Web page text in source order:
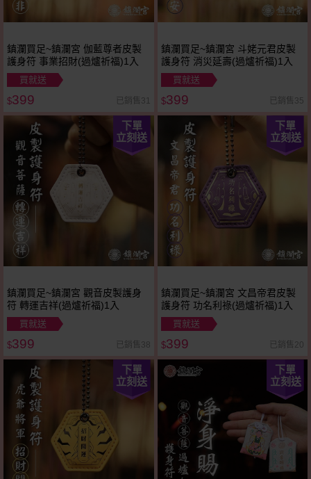
鎮瀾買足~鎮瀾宮 伽藍尊者皮製
護身符 事業招財(過爐祈福)1入
買就送
$399 已銷售31
鎮瀾買足~鎮瀾宮 斗姥元君皮製
護身符 消災延壽(過爐祈福)1入
買就送
$399 已銷售35
下單
立刻送
鎮瀾買足~鎮瀾宮 觀音皮製護身
符 轉運吉祥(過爐祈福)1入
買就送
$399 已銷售38
下單
立刻送
鎮瀾買足~鎮瀾宮 文昌帝君皮製
護身符 功名利祿(過爐祈福)1入
買就送
$399 已銷售20
下單
立刻送
下單
立刻送